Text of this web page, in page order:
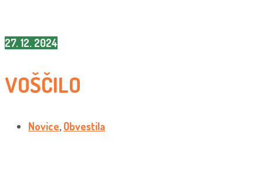
27. 12. 2024
VOŠČILO
Novice,Obvestila